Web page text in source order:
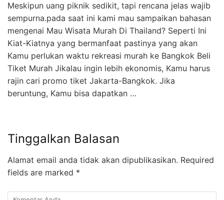
Meskipun uang piknik sedikit, tapi rencana jelas wajib
sempurna.pada saat ini kami mau sampaikan bahasan
mengenai Mau Wisata Murah Di Thailand? Seperti Ini
Kiat-Kiatnya yang bermanfaat pastinya yang akan
Kamu perlukan waktu rekreasi murah ke Bangkok Beli
Tiket Murah Jikalau ingin lebih ekonomis, Kamu harus
rajin cari promo tiket Jakarta-Bangkok. Jika
beruntung, Kamu bisa dapatkan …
Tinggalkan Balasan
Alamat email anda tidak akan dipublikasikan. Required
fields are marked *